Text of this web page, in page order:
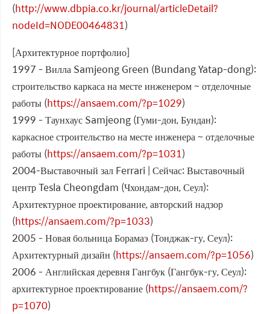
(http://www.dbpia.co.kr/journal/articleDetail?
nodeId=NODE00464831)
[Архитектурное портфолио]
1997 - Вилла Samjeong Green (Bundang Yatap-dong):
строительство каркаса на месте инженером ~ отделочные
работы (https://ansaem.com/?p=1029)
1999 - Таунхаус Samjeong (Гуми-дон, Бундан):
каркасное строительство на месте инженера ~ отделочные
работы (https://ansaem.com/?p=1031)
2004-Выставочный зал Ferrari | Сейчас: Выставочный
центр Tesla Cheongdam (Чхондам-дон, Сеул):
Архитектурное проектирование, авторский надзор
(https://ansaem.com/?p=1033)
2005 - Новая больница Борамаэ (Тонджак-гу, Сеул):
Архитектурный дизайн (https://ansaem.com/?p=1056)
2006 - Английская деревня Гангбук (Гангбук-гу, Сеул):
архитектурное проектирование (https://ansaem.com/?
p=1070)